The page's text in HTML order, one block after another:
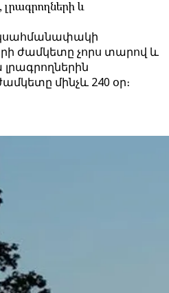
լրագրողների և
ժամկետը չորս տարով և
մինչև 240 օր։